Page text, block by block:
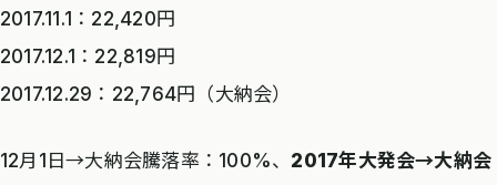
2017.11.1：22,420円
2017.12.1：22,819円
2017.12.29：22,764円（大納会）
12月1日→大納会騰落率：100%、 2017年大発会→大納会